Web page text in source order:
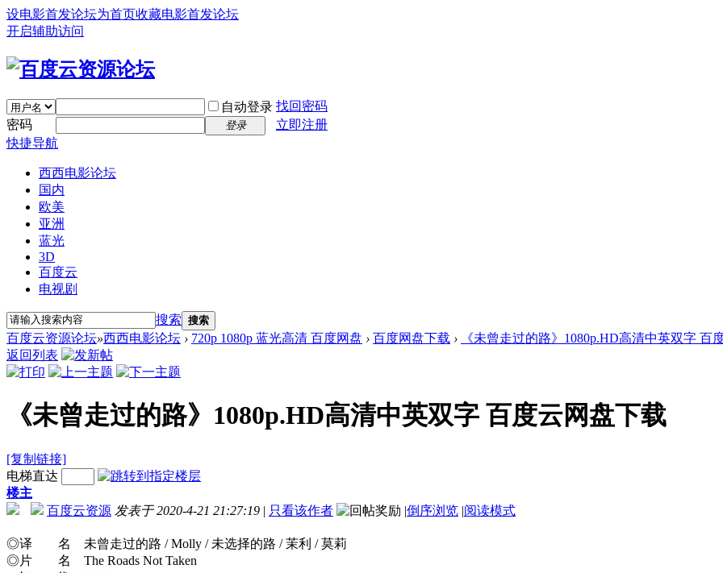
设电影首发论坛为首页收藏电影首发论坛
开启辅助访问
自动登录 找回密码
密码
登录
立即注册
快捷导航
西西电影论坛
国内
欧美
亚洲
蓝光
3D
百度云
电视剧
搜索 搜索
百度云资源论坛»西西电影论坛 › 720p 1080p 蓝光高清 百度网盘 › 百度网盘下载 ›
《未曾走过的路》1080p.HD高清中英双字 百
返回列表
《未曾走过的路》1080p.HD高清中英双字 百度云网盘下载
[复制链接]
电梯直达
楼主
百度云资源 发表于 2020-4-21 21:27:19 | 只看该作者 |倒序浏览 |阅读模式
◎译 名 未曾走过的路 / Molly / 未选择的路 / 茉利 / 莫莉
◎片 名 The Roads Not Taken